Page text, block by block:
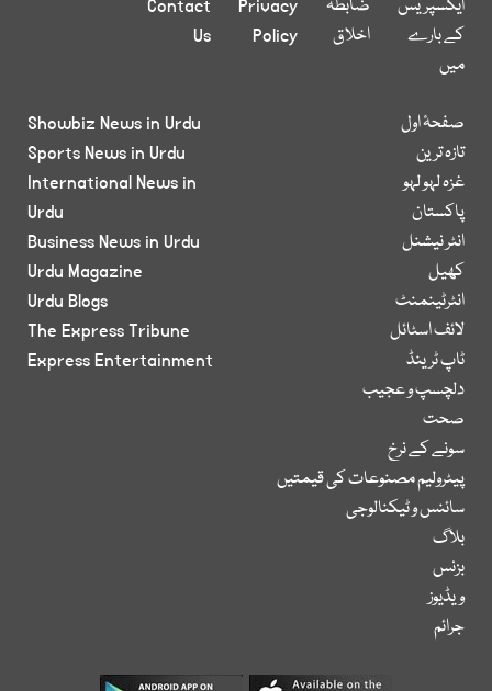
ایکسپریس
کے بارے
میں
ضابطہ
اخلاق
Privacy
Policy
Contact
Us
صفحۂ اول
تازہ ترین
غزہ لہو لہو
پاکستان
انٹر نیشنل
کھیل
انٹرٹینمنٹ
لائف اسٹائل
ٹاپ ٹرینڈ
دلچسپ و عجیب
صحت
سونے کے نرخ
پیٹرولیم مصنوعات کی قیمتیں
سائنس و ٹیکنالوجی
بلاگ
بزنس
ویڈیوز
جرائم
Showbiz News in Urdu
Sports News in Urdu
International News in
Urdu
Business News in Urdu
Urdu Magazine
Urdu Blogs
The Express Tribune
Express Entertainment